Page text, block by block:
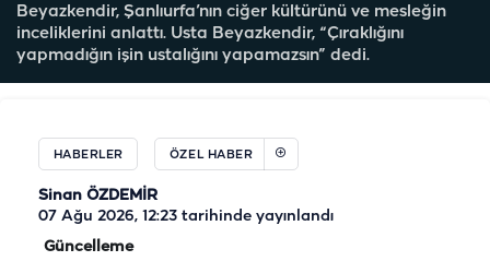
Beyazkendir, Şanlıurfa’nın ciğer kültürünü ve mesleğin
inceliklerini anlattı. Usta Beyazkendir, “Çıraklığını
yapmadığın işin ustalığını yapamazsın” dedi.
HABERLER ÖZEL HABER
Sinan ÖZDEMİR
07 Ağu 2026, 12:23 tarihinde yayınlandı
Güncelleme